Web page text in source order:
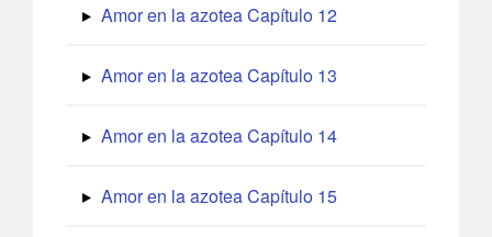
Amor en la azotea Capítulo 12
Amor en la azotea Capítulo 13
Amor en la azotea Capítulo 14
Amor en la azotea Capítulo 15